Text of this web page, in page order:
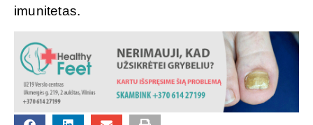
imunitetas.